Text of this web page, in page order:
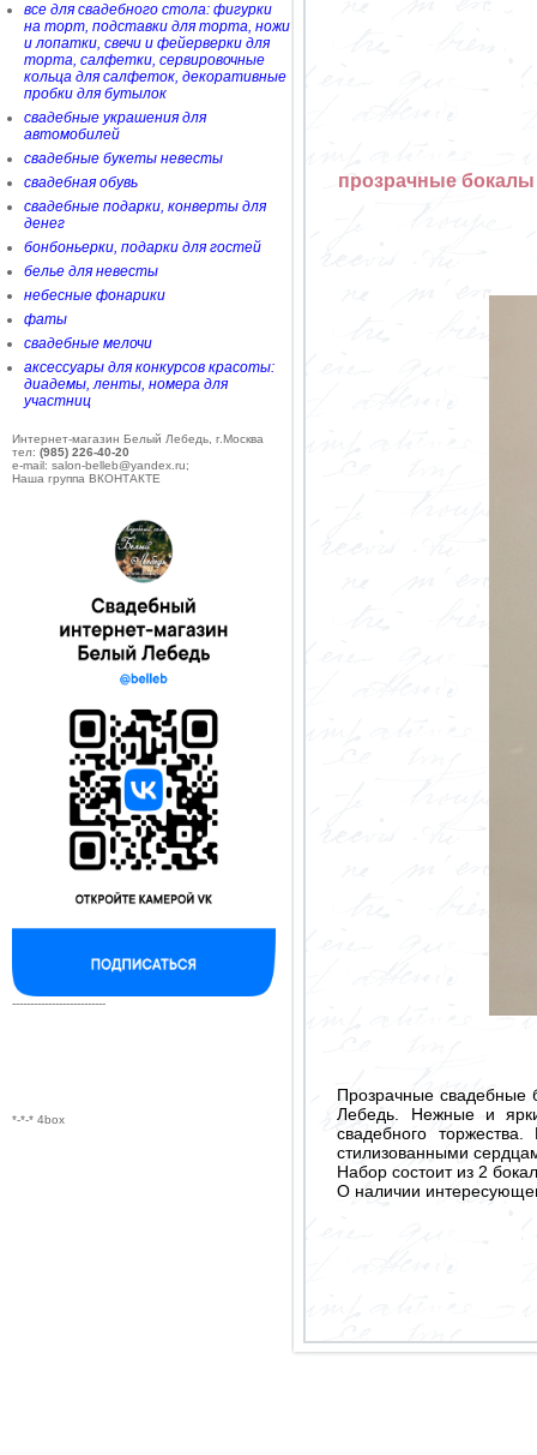
все для свадебного стола: фигурки
на торт, подставки для торта, ножи
и лопатки, свечи и фейерверки для
торта, салфетки, сервировочные
кольца для салфеток, декоративные
пробки для бутылок
свадебные украшения для
автомобилей
свадебные букеты невесты
свадебная обувь
свадебные подарки, конверты для
денег
бонбоньерки, подарки для гостей
белье для невесты
небесные фонарики
фаты
свадебные мелочи
аксессуары для конкурсов красоты:
диадемы, ленты, номера для
участниц
Интернет-магазин Белый Лебедь, г.Москва
тел: (985) 226-40-20
e-mail: salon-belleb@yandex.ru;
Наша группа ВКОНТАКТЕ
--------------------------
*-*-* 4box
прозрачные
Прозрачные свадебные
Лебедь. Нежные и
свадебного
стилизованными
Набор состоит из 2
О наличии